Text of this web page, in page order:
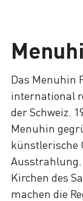
Das Menuhin
international
der Schweiz.
Menuhin
künstlerische
Ausstrahlung.
Kirchen des
machen die